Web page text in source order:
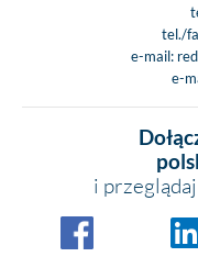
tel./
e-mail:
e-
i